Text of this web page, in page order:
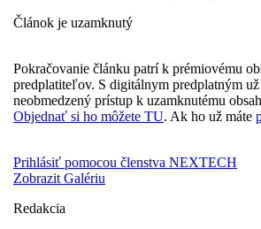
Článok je uzamknutý
Pokračovanie článku patrí k prémiovému
predplatiteľov. S digitálnym predplatným
neobmedzený prístup k uzamknutému
Objednať si ho môžete TU. Ak ho už máte
Prihlásiť pomocou členstva NEXTECH
Zobrazit Galériu
Redakcia